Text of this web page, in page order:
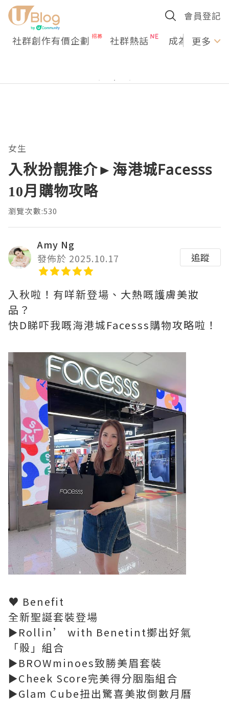
會員登記
社群創作有價企劃 社群熱話 成為U更多
女生
入秋扮靚推介►海港城Facesss
10月購物攻略
瀏覽次數:530
Amy Ng
發佈於 2025.10.17
追蹤
入秋啦！有咩新登場、大熱嘅護膚美妝
品？
快D睇吓我嘅海港城Facesss購物攻略啦！
♥ Benefit
全新聖誕套裝登場
►Rollin’ with Benetint擲出好氣
「骰」組合
►BROWminoes致勝美眉套裝
►Cheek Score完美得分胭脂組合
►Glam Cube扭出驚喜美妝倒數月曆